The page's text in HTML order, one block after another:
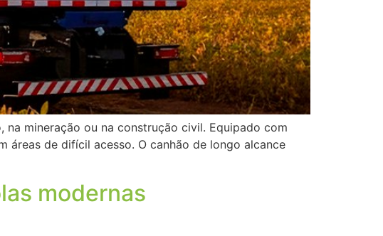
mineração ou na construção civil. Equipado com
áreas de difícil acesso. O canhão de longo alcance
modernas